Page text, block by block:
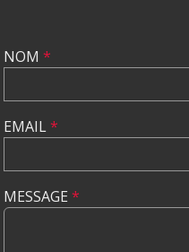
NOM *
EMAIL*
MESSAGE *